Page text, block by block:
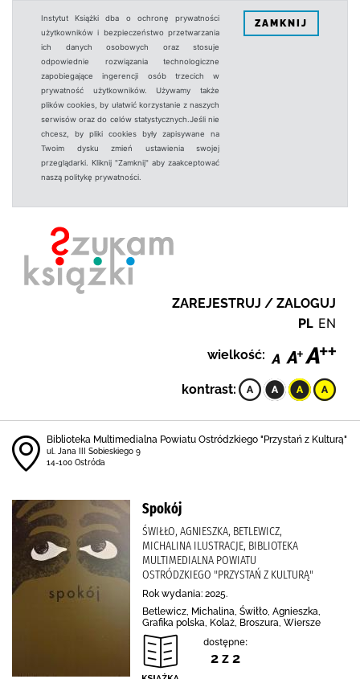
Instytut Książki dba o ochronę prywatności
użytkowników i bezpieczeństwo przetwarzania
ich danych osobowych oraz stosuje
odpowiednie rozwiązania technologiczne
zapobiegające ingerencji osób trzecich w
prywatność użytkowników. Używamy także
plików cookies, by ułatwić korzystanie z naszych
serwisów oraz do celów statystycznych.Jeśli nie
chcesz, by pliki cookies były zapisywane na
Twoim dysku zmień ustawienia swojej
przeglądarki. Kliknij "Zamknij" aby zaakceptować
naszą politykę prywatności.
ZAMKNIJ
ZAREJESTRUJ / ZALOGUJ
PL EN
wielkość:
kontrast:
Biblioteka Multimedialna Powiatu Ostródzkiego "Przystań z Kulturą"
ul. Jana III Sobieskiego 9
14-100 Ostróda
Spokój
ŚWIŁŁO, AGNIESZKA, BETLEWICZ,
MICHALINA ILUSTRACJE, BIBLIOTEKA
MULTIMEDIALNA POWIATU
OSTRÓDZKIEGO "PRZYSTAŃ Z KULTURĄ"
Rok wydania: 2025.
Betlewicz, Michalina, Świłło, Agnieszka,
Grafika polska, Kolaż, Broszura, Wiersze
dostępne:
2 z 2